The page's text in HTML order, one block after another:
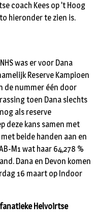
coach Kees op ’t Hoog
hieronder te zien is.
was er voor Dana
Reserve Kampioen
de nummer één door
toen Dana slechts
als reserve
deze kans samen met
beide handen aan en
M1 wat haar 64,278 %
Dana en Devon komen
16 maart op Indoor
Helvoirtse